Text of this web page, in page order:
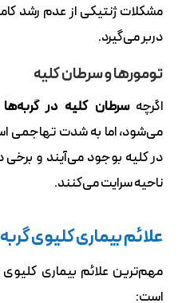
مشکلات ژنتیکی از عدم رشد
دربر می‌گیرد.
تومورها و سرطان کلیه
اگرچهسرطان کلیه در گربه‌ها
می‌شود، اما به شدت تهاجمی
در کلیه بوجود می‌آیند و برخی
ناحیه سرایت می‌کنند.
علائم بیماری کلیوی
مهم‌ترین علائم بیماری
است: